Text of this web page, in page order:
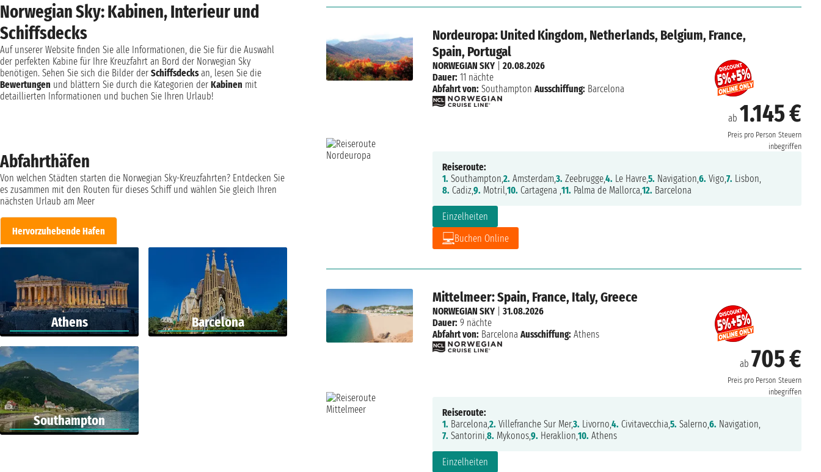
Nordeuropa: United Kingdom, Netherlands, Belgium, France,
Spain, Portugal
ab 1.145 €
Preis pro Person Steuern
inbegriffen
Einzelheiten
Buchen Online
NORWEGIAN SKY| 20.08.2026
Dauer: 11 nächte
Abfahrt von: Southampton Ausschiffung: Barcelona
Reiseroute:
1. Southampton,2. Amsterdam,3. Zeebrugge,4. Le Havre,5. Navigation,6. Vigo,7. Lisbon,
8. Cadiz,9. Motril,10. Cartagena ,11. Palma de Mallorca,12. Barcelona
Mittelmeer: Spain, France, Italy, Greece
ab 705 €
Preis pro Person Steuern
inbegriffen
Einzelheiten
NORWEGIAN SKY| 31.08.2026
Dauer: 9 nächte
Abfahrt von: Barcelona Ausschiffung: Athens
Reiseroute:
1. Barcelona,2. Villefranche Sur Mer,3. Livorno,4. Civitavecchia,5. Salerno,6. Navigation,
7. Santorini,8. Mykonos,9. Heraklion,10. Athens
Abfahrthäfen
Von welchen Städten starten die Norwegian Sky-Kreuzfahrten? Entdecken Sie
es zusammen mit den Routen für dieses Schiff und wählen Sie gleich Ihren
nächsten Urlaub am Meer
Hervorzuhebende Hafen
Athens Barcelona
Southampton
Norwegian Sky: Kabinen, Interieur und
Schiffsdecks
Auf unserer Website finden Sie alle Informationen, die Sie für die Auswahl
der perfekten Kabine für Ihre Kreuzfahrt an Bord der Norwegian Sky
benötigen. Sehen Sie sich die Bilder der Schiffsdecksan, lesen Sie die
Bewertungen und blättern Sie durch die Kategorien der Kabinen mit
detaillierten Informationen und buchen Sie Ihren Urlaub!